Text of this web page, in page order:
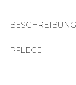
BESCHREIBUNG
PFLEGE